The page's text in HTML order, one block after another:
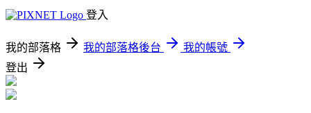
登入
我的部落格 我的部落格後台
我的帳號
登出